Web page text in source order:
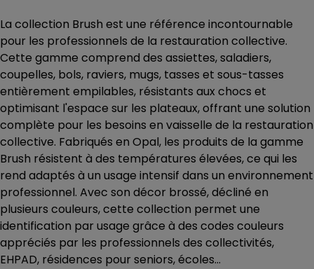
La collection Brush est une référence incontournable
pour les professionnels de la restauration collective.
Cette gamme comprend des assiettes, saladiers,
coupelles, bols, raviers, mugs, tasses et sous-tasses
entièrement empilables, résistants aux chocs et
optimisant l'espace sur les plateaux, offrant une solution
complète pour les besoins en vaisselle de la restauration
collective. Fabriqués en Opal, les produits de la gamme
Brush résistent à des températures élevées, ce qui les
rend adaptés à un usage intensif dans un environnement
professionnel. Avec son décor brossé, décliné en
plusieurs couleurs, cette collection permet une
identification par usage grâce à des codes couleurs
appréciés par les professionnels des collectivités,
EHPAD, résidences pour seniors, écoles…